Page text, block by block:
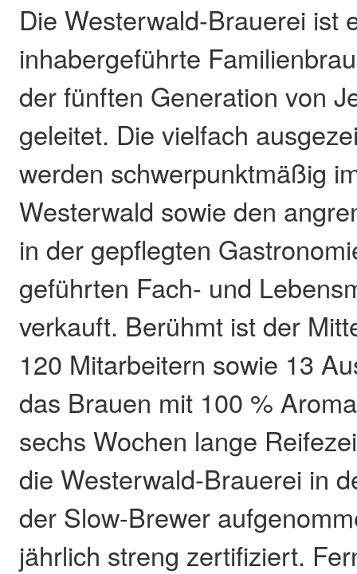
Die Westerwald-Brauerei ist
inhabergeführte
der fünften Generation von
geleitet. Die vielfach
werden schwerpunktmäßig
Westerwald sowie den
in der gepflegten
geführten Fach- und
verkauft. Berühmt ist der
120 Mitarbeitern sowie 13
das Brauen mit 100 %
sechs Wochen lange
die Westerwald-Brauerei in
der Slow-Brewer
jährlich streng zertifiziert.